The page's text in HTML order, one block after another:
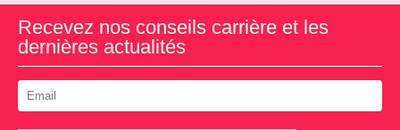
Recevez nos conseils carrière et les
dernières actualités